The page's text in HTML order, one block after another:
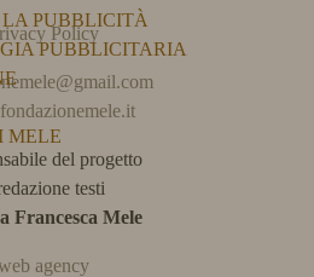
PUBBLICITÀ
PUBBLICITARIA
MELE
Policy
del progetto
testi
Francesca Mele
agency